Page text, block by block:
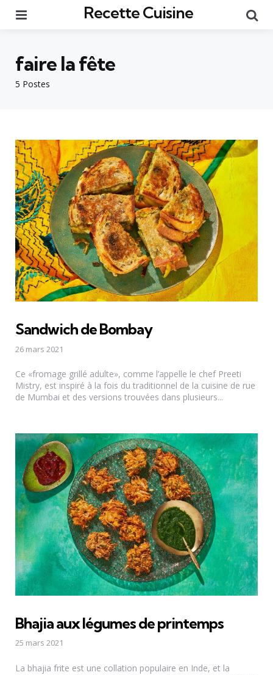
Recette Cuisine
5 Postes
faire la fête
Sandwich de Bombay
26 mars 2021
Ce «fromage grillé adulte», comme l’appelle le chef Preeti
Mistry, est inspiré à la fois du traditionnel de la cuisine de rue
de Mumbai et des versions trouvées dans plusieurs...
Bhajia aux légumes de printemps
25 mars 2021
La bhajia frite est une collation populaire en Inde, et la